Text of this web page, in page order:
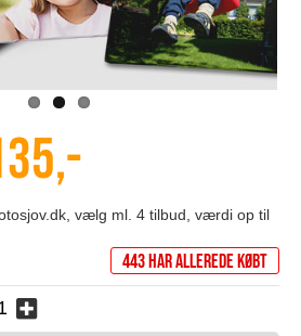
vælg ml. 4 tilbud, værdi op til
443 har allerede købt